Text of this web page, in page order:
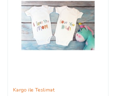
Kargo ile Teslimat